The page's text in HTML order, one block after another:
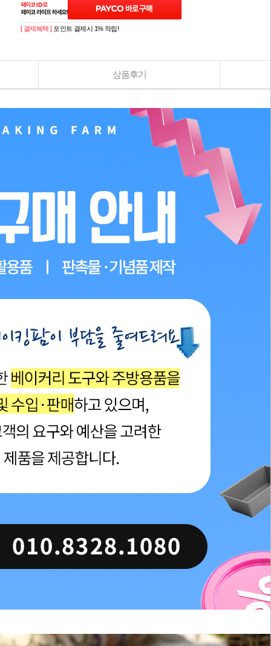
[ 결제혜택 ] 포인트 결제시 1% 적립!
상품후기